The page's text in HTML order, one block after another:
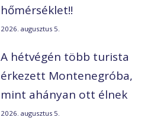
hőmérséklet!!
2026. augusztus 5.
A hétvégén több turista
érkezett Montenegróba,
mint ahányan ott élnek
2026. augusztus 5.